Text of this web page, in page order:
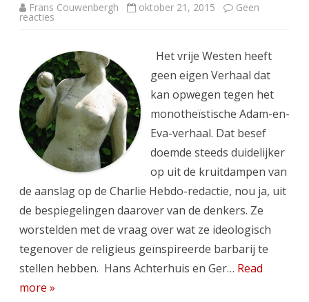
Frans Couwenbergh oktober 21, 2015 Geen
reacties
westers
genesisverhaal
Het vrije Westen heeft
geen eigen Verhaal dat
kan opwegen tegen het
monotheïstische Adam-en-
Eva-verhaal. Dat besef
doemde steeds duidelijker
op uit de kruitdampen van
de aanslag op de Charlie Hebdo-redactie, nou ja, uit
de bespiegelingen daarover van de denkers. Ze
worstelden met de vraag over wat ze ideologisch
tegenover de religieus geïnspireerde barbarij te
stellen hebben. Hans Achterhuis en Ger… Read
more »